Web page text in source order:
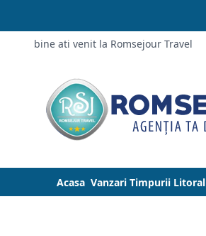
bine ati venit la Romsejour Travel
Acasa Vanzari Timpurii Litoral